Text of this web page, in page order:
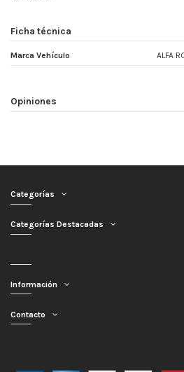
Ficha técnica
Marca Vehículo ALFA
Opiniones
Categorías
Categorías Destacadas
Información
Contacto